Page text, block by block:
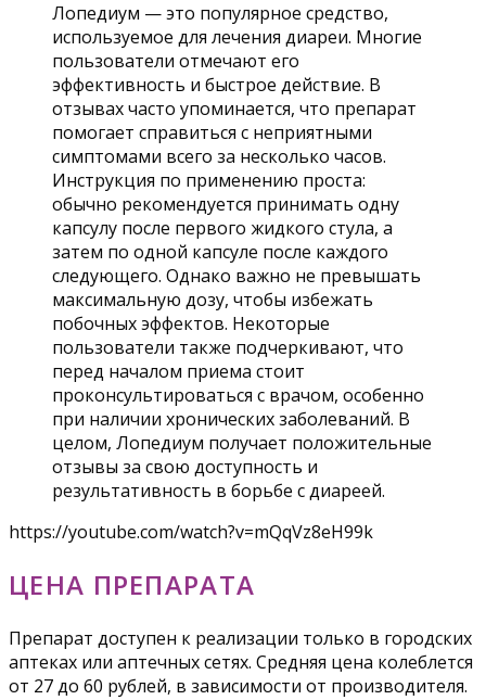
Лопедиум — это популярное средство,
используемое для лечения диареи. Многие
пользователи отмечают его
эффективность и быстрое действие. В
отзывах часто упоминается, что препарат
помогает справиться с неприятными
симптомами всего за несколько часов.
Инструкция по применению проста:
обычно рекомендуется принимать одну
капсулу после первого жидкого стула, а
затем по одной капсуле после каждого
следующего. Однако важно не превышать
максимальную дозу, чтобы избежать
побочных эффектов. Некоторые
пользователи также подчеркивают, что
перед началом приема стоит
проконсультироваться с врачом, особенно
при наличии хронических заболеваний. В
целом, Лопедиум получает положительные
отзывы за свою доступность и
результативность в борьбе с диареей.
https://youtube.com/watch?v=mQqVz8eH99k
ЦЕНА ПРЕПАРАТА
Препарат доступен к реализации только в городских
аптеках или аптечных сетях. Средняя цена колеблется
от 27 до 60 рублей, в зависимости от производителя.